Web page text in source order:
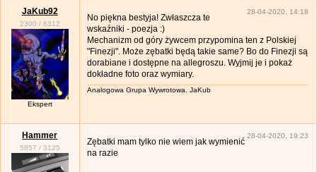
JaKub92
2300 / 6312
Ekspert
28-04-2020, 14:18
No piękna bestyja! Zwłaszcza te
wskaźniki - poezja :)
Mechanizm od góry żywcem przypomina ten z Polskiej
"Finezji". Może zębatki będą takie same? Bo do Finezji są
dorabiane i dostępne na allegroszu. Wyjmij je i pokaż
dokładne foto oraz wymiary.
Analogowa Grupa Wywrotowa. JaKub
Hammer
5857 / 3125
28-04-2020, 19:23
Zębatki mam tylko nie wiem jak wymienić
na razie